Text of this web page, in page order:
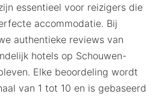
essentieel voor reizigers die
accommodatie. Bij
authentieke reviews van
hotels op Schouwen-
Elke beoordeling wordt
van 1 tot 10 en is gebaseerd